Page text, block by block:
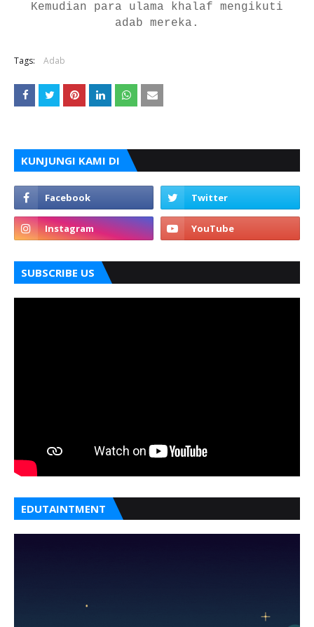
Kemudian para ulama khalaf mengikuti
adab mereka.
Tags: Adab
KUNJUNGI KAMI DI
SUBSCRIBE US
EDUTAINTMENT